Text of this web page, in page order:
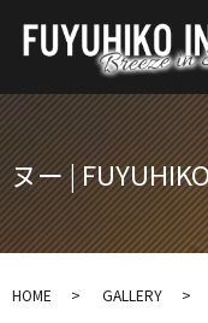
ヌー |
HOME GALLERY